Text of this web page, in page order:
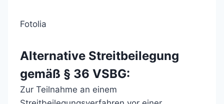
Fotolia
Alternative Streitbeilegung
gemäß § 36 VSBG:
Zur Teilnahme an einem